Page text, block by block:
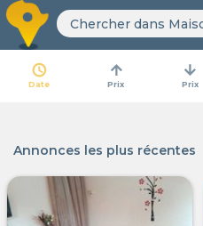
access_time
Date
arrow_upward
Prix
arrow_downward
Prix
Annonces les plus récentes